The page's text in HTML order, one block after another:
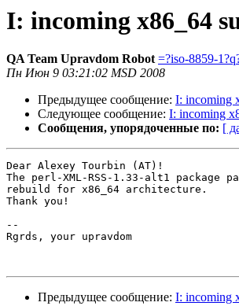
I: incoming x86_64
QA Team Upravdom Robot =?iso-8859-
Пн Июн 9 03:21:02 MSD 2008
Предыдущее сообщение: I: incoming
Следующее сообщение: I: incoming
Сообщения, упорядоченные по: [
Dear Alexey Tourbin (AT)!
The perl-XML-RSS-1.33-alt1 package
rebuild for x86_64 architecture.
Thank you!
--
Rgrds, your upravdom
Предыдущее сообщение: I: incoming